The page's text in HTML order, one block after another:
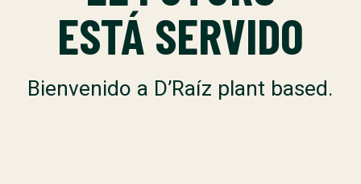
ESTÁ SERVIDO
Bienvenido a D’Raíz plant based.